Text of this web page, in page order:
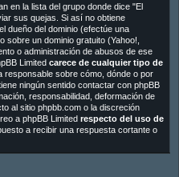
en la lista del grupo donde dice "El
sus quejas. Si así no obtiene
dueño del dominio (efectúe una
sobre un dominio gratuito (Yahoo!,
o administración de abusos de ese
Limited carece de cualquier tipo de
sobre cómo, dónde o por
ningún sentido contactar con phpBB
responsabilidad, deformación de
al sitio phpbb.com o la discreción
a phpBB Limited respecto del uso de
a recibir una respuesta cortante o